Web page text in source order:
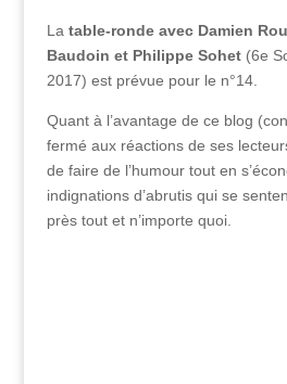
La table-ronde avec Damien
Baudoin et Philippe Sohet(6e
2017) est prévue pour le n°14.
Quant à l’avantage de ce blog
fermé aux réactions de ses
de faire de l’humour tout en
indignations d’abrutis qui se
près tout et n’importe quoi.